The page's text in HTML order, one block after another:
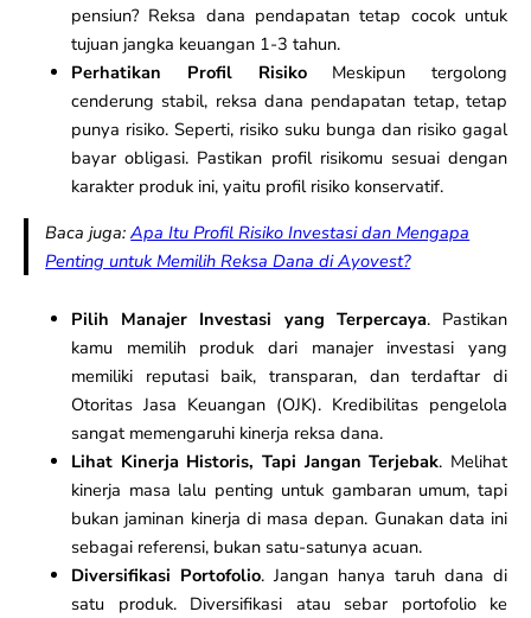
pensiun? Reksa dana pendapatan tetap cocok untuk
tujuan jangka keuangan 1-3 tahun.
Perhatikan Profil RisikoMeskipun tergolong
cenderung stabil, reksa dana pendapatan tetap, tetap
punya risiko. Seperti, risiko suku bunga dan risiko gagal
bayar obligasi. Pastikan profil risikomu sesuai dengan
karakter produk ini, yaitu profil risiko konservatif.
Baca juga:Apa Itu Profil Risiko Investasi dan Mengapa
Penting untuk Memilih Reksa Dana di Ayovest?
Pilih Manajer Investasi yang Terpercaya. Pastikan
kamu memilih produk dari manajer investasi yang
memiliki reputasi baik, transparan, dan terdaftar di
Otoritas Jasa Keuangan (OJK). Kredibilitas pengelola
sangat memengaruhi kinerja reksa dana.
Lihat Kinerja Historis, Tapi Jangan Terjebak. Melihat
kinerja masa lalu penting untuk gambaran umum, tapi
bukan jaminan kinerja di masa depan. Gunakan data ini
sebagai referensi, bukan satu-satunya acuan.
Diversifikasi Portofolio. Jangan hanya taruh dana di
satu produk. Diversifikasi atau sebar portofolio ke